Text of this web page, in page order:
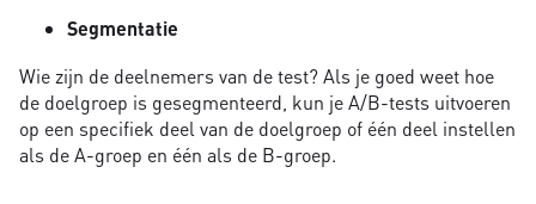
Segmentatie
Wie zijn de deelnemers van de test? Als je goed weet hoe
de doelgroep is gesegmenteerd, kun je A/B-tests uitvoeren
op een specifiek deel van de doelgroep of één deel instellen
als de A-groep en één als de B-groep.